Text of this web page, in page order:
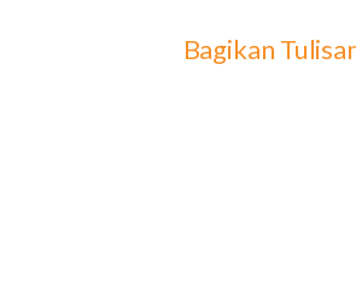
Bagikan